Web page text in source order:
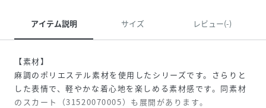
アイテム説明 サイズ レビュー(-)
【素材】
麻調のポリエステル素材を使用したシリーズです。さらりと
した表情で、軽やかな着心地を楽しめる素材感です。同素材
のスカート（31520070005）も展開があります。